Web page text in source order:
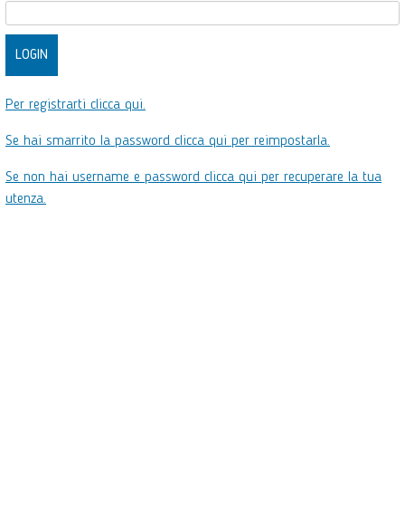
Per registrarti clicca qui.
Se hai smarrito la password clicca qui per reimpostarla.
Se non hai username e password clicca qui per recuperare la tua
utenza.